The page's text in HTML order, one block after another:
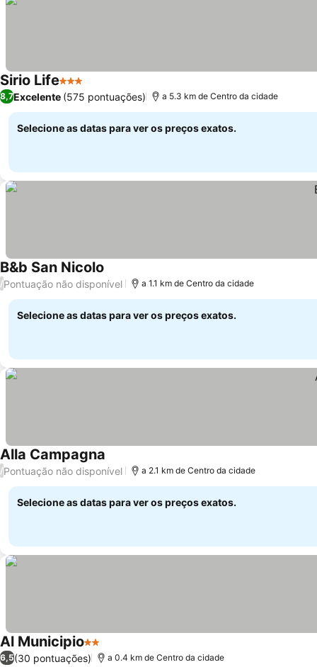
Sirio Life3 Estrelas
8,7Excelente (575 pontuações) a 5.3 km de Centro da cidade
Selecione as datas para ver os preços exatos.
B&b San Nicolo Ver preços
/Pontuação não disponível a 1.1 km de Centro da cidade
Selecione as datas para ver os preços exatos.
Alla Campagna Ver preços
/Pontuação não disponível a 2.1 km de Centro da cidade
Selecione as datas para ver os preços exatos.
Al Municipio2 Estrelas
Ver preços
6,5(30 pontuações) a 0.4 km de Centro da cidade